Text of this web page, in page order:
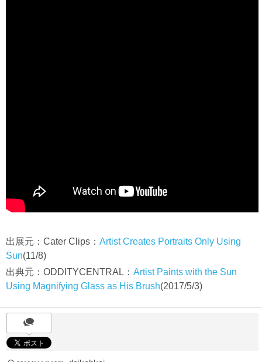
出展元：Cater Clips： Artist Creates Portraits Only Using
Sun(11/8)
出典元：ODDITYCENTRAL： Artist Paints with the Sun
Using Magnifying Glass as His Brush(2017/5/3)